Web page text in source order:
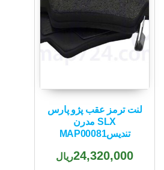
لنت ترمز عقب پژو پارس
SLX مدرن
تندیسMAP00081
24,320,000ریال